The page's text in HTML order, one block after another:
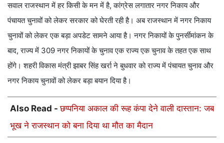
सवाल राजस्थान में हर किसी के मन में है, कांग्रेस लगातार नगर निकाय और
पंचायत चुनावों को लेकर सरकार को घेरती रही है। अब राजस्थान में नगर निकाय
चुनावों को लेकर एक बड़ा अपडेट सामने आया है। नगर निकायों के पुनर्सीमांकन के
बाद, राज्य में 309 नगर निकायों के चुनाव एक राज्य एक चुनाव के तहत एक साथ
होंगे। शहरी विकास मंत्री झाबर सिंह खर्रा ने बुधवार को राज्य में पंचायत चुनाव और
नगर निकाय चुनावों को लेकर बड़ा बयान दिया है।
Also Read -छप्पनिया अकाल की रूह कंपा देने वाली दास्तान: जब
भूख ने राजस्थान को बना दिया था मौत का मैदान